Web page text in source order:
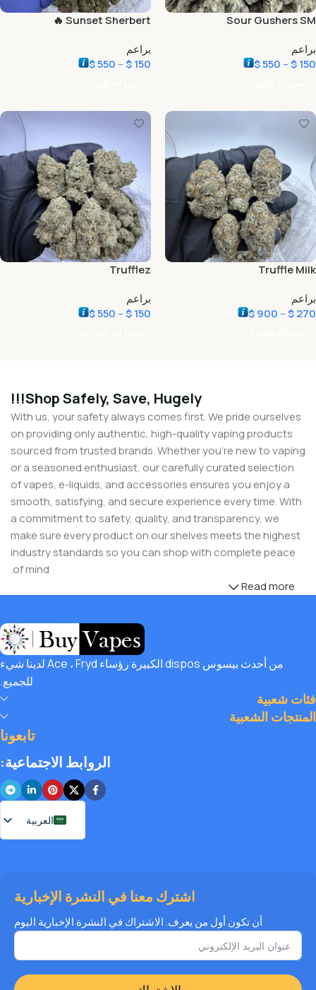
Sour Gushers SM
براعم
$150
–
$550
Sunset Sherbert 🔥
براعم
$150
–
$550
Truffle Milk
براعم
$270
–
$900
Trufflez
براعم
$150
–
$550
Shop Safely, Save, Hugely!!!
With us, your safety always comes first. We pride ourselves
on providing only authentic, high-quality vaping products
sourced from trusted brands. Whether you’re new to vaping
or a seasoned enthusiast, our carefully curated selection
of vapes, e-liquids, and accessories ensures you enjoy a
smooth, satisfying, and secure experience every time. With
a commitment to safety, quality, and transparency, we
make sure every product on our shelves meets the highest
industry standards so you can shop with complete peace
of mind.
customers unbeatable value. That’s why we pair premium
products with amazing deals, exclusive discounts, and
wallet-friendly prices that let yousave hugelywhile still
enjoying the best the vaping world has to offer. Shop with
confidence, save big, and elevate your vape journey today
with Diamond Vapes – where safety, quality, and savings
come together.
Read more
من أحدث بيسوس dispos الكبيرة رؤساء Ace ، Fryd لدينا شيء
للجميع.
فئات شعبية
المنتجات الشعبية
تابعونا
الروابط الاجتماعية:
العربية
اشترك معنا في النشرة الإخبارية
أن تكون أول من يعرف. الاشتراك في النشرة الإخبارية اليوم